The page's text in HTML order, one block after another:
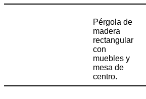
Pérgola de
madera
rectangular
con
muebles y
mesa de
centro.